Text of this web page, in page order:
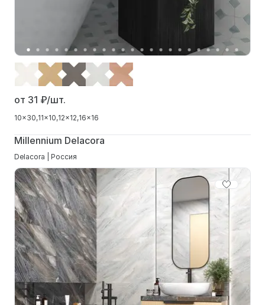
от 31 ₽/шт.
10x30 11x10 12x12 16x16
Millennium Delacora
Delacora | Россия